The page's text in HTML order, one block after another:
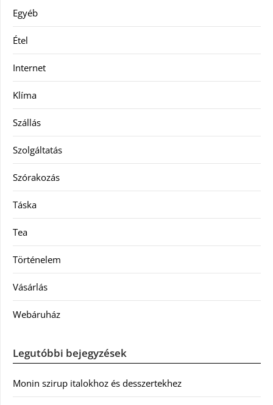
Egyéb
Étel
Internet
Klíma
Szállás
Szolgáltatás
Szórakozás
Táska
Tea
Történelem
Vásárlás
Webáruház
Legutóbbi bejegyzések
Monin szirup italokhoz és desszertekhez